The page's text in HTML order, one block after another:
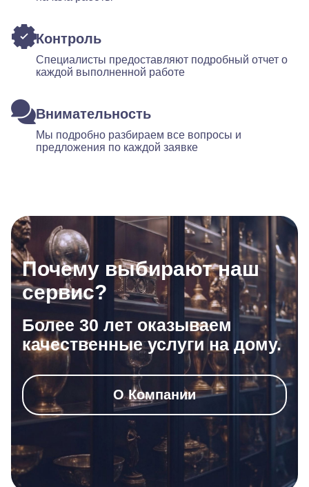
Контроль
Специалисты предоставляют подробный отчет о
каждой выполненной работе
Внимательность
Мы подробно разбираем все вопросы и
предложения по каждой заявке
Почему выбирают наш
сервис?
Более 30 лет оказываем
качественные услуги на дому.
О Компании